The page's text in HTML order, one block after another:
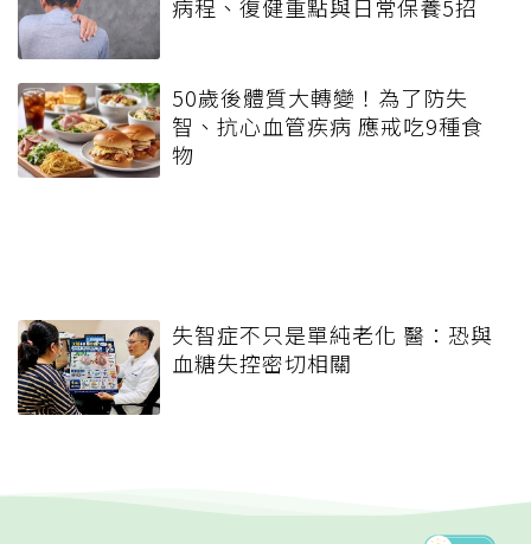
病程、復健重點與日常保養5招
50歲後體質大轉變！為了防失
智、抗心血管疾病 應戒吃9種食
物
失智症不只是單純老化 醫：恐與
血糖失控密切相關